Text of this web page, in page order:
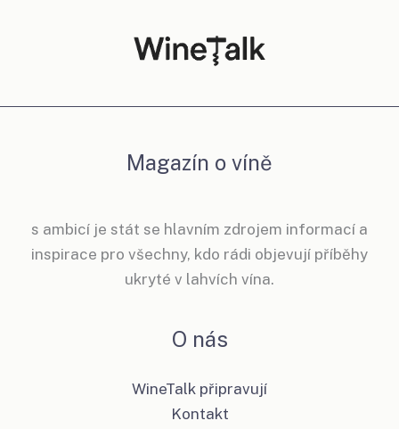
Magazín o víně
s ambicí je stát se hlavním zdrojem informací a
inspirace pro všechny, kdo rádi objevují příběhy
ukryté v lahvích vína.
O nás
WineTalk připravují
Kontakt